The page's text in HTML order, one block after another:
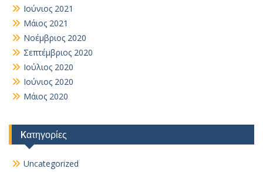
Ιούνιος 2021
Μάιος 2021
Νοέμβριος 2020
Σεπτέμβριος 2020
Ιούλιος 2020
Ιούνιος 2020
Μάιος 2020
Kατηγορίες
Uncategorized